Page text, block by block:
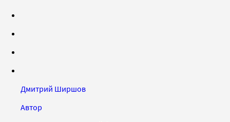
Дмитрий Ширшов
Автор